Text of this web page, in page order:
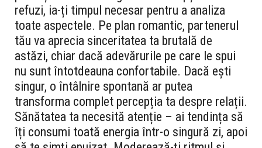
refuzi, ia-ți timpul necesar pentru a analiza
toate aspectele. Pe plan romantic, partenerul
tău va aprecia sinceritatea ta brutală de
astăzi, chiar dacă adevărurile pe care le spui
nu sunt întotdeauna confortabile. Dacă ești
singur, o întâlnire spontană ar putea
transforma complet percepția ta despre relații.
Sănătatea ta necesită atenție – ai tendința să
îți consumi toată energia într-o singură zi, apoi